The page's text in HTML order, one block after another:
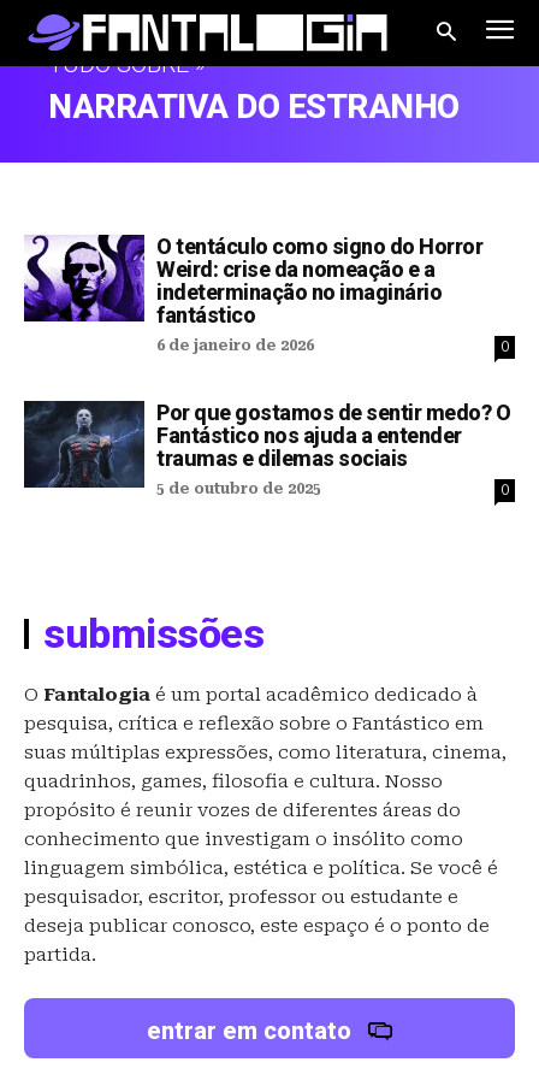
TUDO SOBRE »
NARRATIVA DO ESTRANHO
O tentáculo como signo do Horror
Weird: crise da nomeação e a
indeterminação no imaginário
fantástico
6 de janeiro de 2026 0
Por que gostamos de sentir medo? O
Fantástico nos ajuda a entender
traumas e dilemas sociais
5 de outubro de 2025 0
submissões
O Fantalogia é um portal acadêmico dedicado à
pesquisa, crítica e reflexão sobre o Fantástico em
suas múltiplas expressões, como literatura, cinema,
quadrinhos, games, filosofia e cultura. Nosso
propósito é reunir vozes de diferentes áreas do
conhecimento que investigam o insólito como
linguagem simbólica, estética e política. Se você é
pesquisador, escritor, professor ou estudante e
deseja publicar conosco, este espaço é o ponto de
partida.
entrar em contato